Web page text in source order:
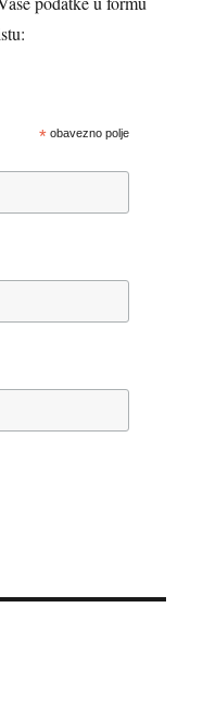
*obavezno polje